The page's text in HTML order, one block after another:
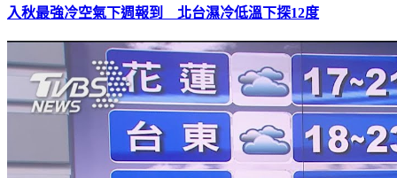
入秋最強冷空氣下週報到 北台濕冷低溫下探12度